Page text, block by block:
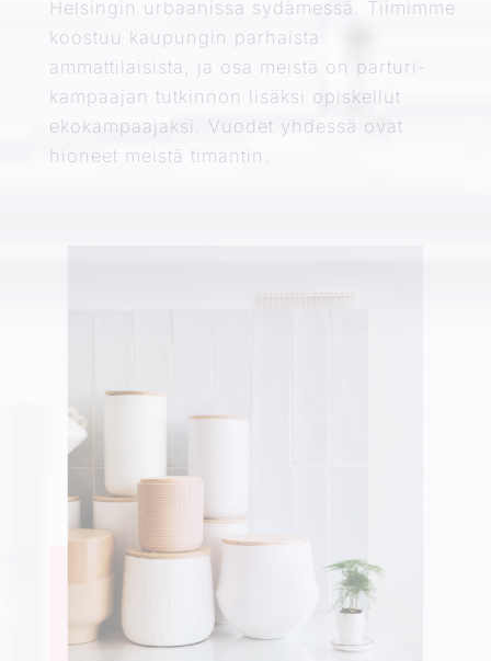
Helsingin urbaanissa sydämessä. Tiimimme
koostuu kaupungin parhaista
ammattilaisista, ja osa meistä on parturi-
kampaajan tutkinnon lisäksi opiskellut
ekokampaajaksi. Vuodet yhdessä ovat
hioneet meistä timantin.